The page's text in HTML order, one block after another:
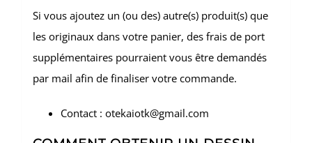
Si vous ajoutez un (ou des) autre(s) produit(s) que
les originaux dans votre panier, des frais de port
supplémentaires pourraient vous être demandés
par mail afin de finaliser votre commande.
Contact : otekaiotk@gmail.com